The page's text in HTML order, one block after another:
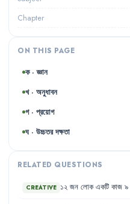
Chapter
ON THIS PAGE
ক · জ্ঞান
খ · অনুধাবন
গ · প্রয়োগ
ঘ · উচ্চতর দক্ষতা
RELATED QUESTIONS
CREATIVE ১২ জন লোক একটি কাজ ৯